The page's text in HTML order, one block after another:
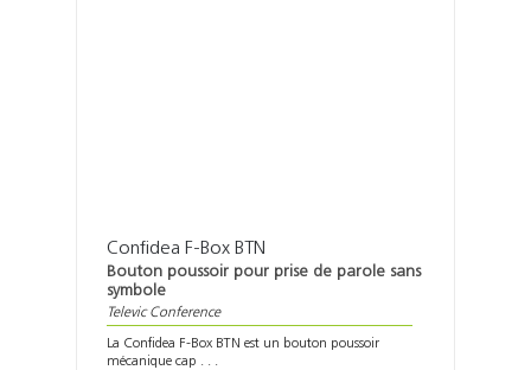
Confidea F-Box BTN
Bouton poussoir pour prise de parole sans
symbole
Televic Conference
La Confidea F-Box BTN est un bouton poussoir
mécanique cap . . .